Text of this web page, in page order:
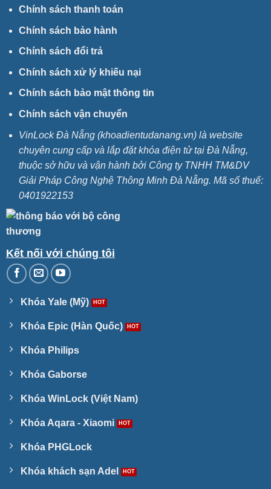
Chính sách thanh toán
Chính sách bảo hành
Chính sách đổi trả
Chính sách xử lý khiếu nại
Chính sách bảo mật thông tin
Chính sách vận chuyển
VinLock Đà Nẵng (khoadientudanang.vn) là website
chuyên cung cấp và lắp đặt khóa điện tử tại Đà Nẵng,
thuộc sở hữu và vận hành bởi Công ty TNHH TM&DV
Giải Pháp Công Nghệ Thông Minh Đà Nẵng. Mã số thuế:
0401922153
Kết nối với chúng tôi
Khóa Yale (Mỹ)
Khóa Epic (Hàn Quốc)
Khóa Philips
Khóa Gaborse
Khóa WinLock (Việt Nam)
Khóa Aqara - Xiaomi
Khóa PHGLock
Khóa khách sạn Adel